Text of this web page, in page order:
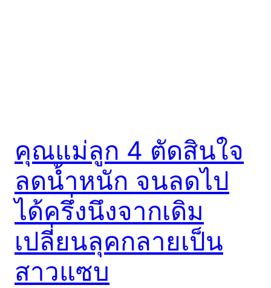
คุณแม่ลูก 4 ตัดสินใจ
ลดน้ำหนัก จนลดไป
ได้ครึ่งนึงจากเดิม
เปลี่ยนลุคกลายเป็น
สาวแซบ